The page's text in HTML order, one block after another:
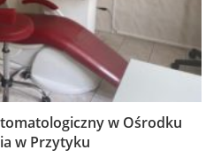
w Ośrodku
w Przytyku